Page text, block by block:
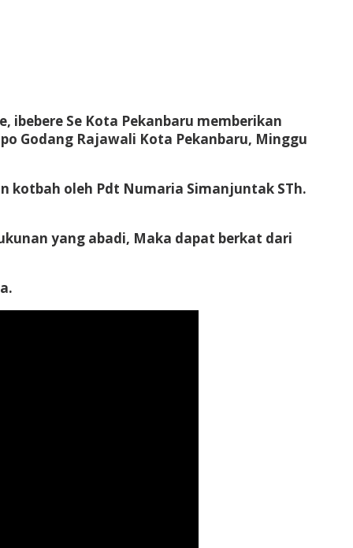
ibebere Se Kota Pekanbaru memberikan
Godang Rajawali Kota Pekanbaru, Minggu
kotbah oleh Pdt Numaria Simanjuntak STh.
yang abadi, Maka dapat berkat dari